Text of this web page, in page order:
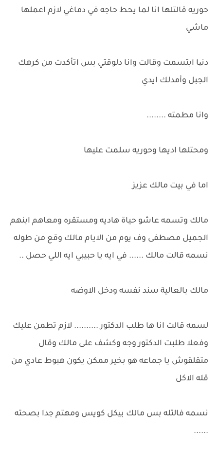
حوريه قالتلها انا لما يحط حاجه في دماغي لازم اعملها
ماشي
دنیا ابتسمت وقالت وانا دلوقتي بس اتأكدت من كرهك
الجبل وأمدلك ايدي
وانا مطمته ........
ومحتلها اديها وحوريه سلمت عليها
اما في بيت مالك عزيز
مالك وتسمه عاشو حياة هاديه ومستقره ومعاهم ابنهم
الجميل مصطفى وف يوم من الايام مالك وقع من طوله
نسمه قالت مالك ...... في ايه يا حبيبي ايه اللي حصل ..
مالك بالعالية سند نفسه ودخل الاوضه
لسمه قالت انا ها طلب الدكتور .......... لازم تطمن عليك
وفعلا طلبت الدكتور وجه وكشف على مالك وقال
متقلقوش يا جماعه هو بخير ممكن يكون هبوط عادي من
قله الاكل
نسمه فالتله بس مالك بيكل كويس ومهتم جدا بصحته
......